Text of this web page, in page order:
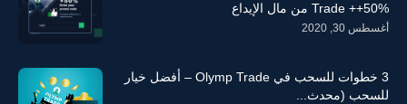
Trade ++50% من مال الإيداع
أغسطس 30, 2020
3 خطوات للسحب في Olymp Trade – أفضل خيار
للسحب (محدث...